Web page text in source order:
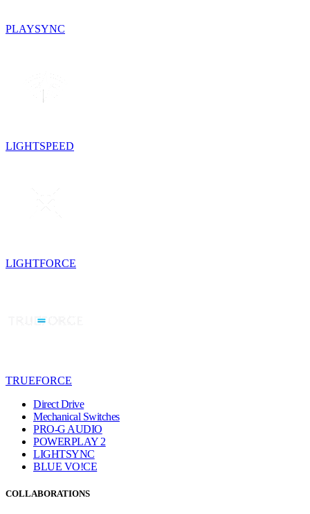
PLAYSYNC
LIGHTSPEED
LIGHTFORCE
TRUEFORCE
Direct Drive
Mechanical Switches
PRO-G AUDIO
POWERPLAY 2
LIGHTSYNC
BLUE VO!CE
COLLABORATIONS